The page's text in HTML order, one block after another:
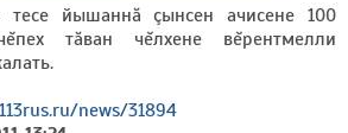
тесе йышаннă çынсен ачисене 100
тăван чĕлхене вĕрентмелли
news/31894